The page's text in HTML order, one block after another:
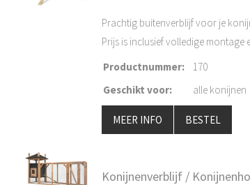
Prachtig buitenverblijf voor je
Prijs is inclusief volledige montage
Productnummer:
170
Geschikt voor: alle konijnen
MEER INFO BESTEL
Konijnenverblijf /